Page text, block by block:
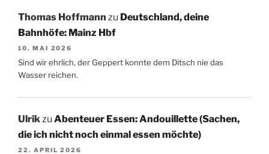
Thomas Hoffmann zu Deutschland, deine
Bahnhöfe: Mainz Hbf
10. MAI 2026
Sind wir ehrlich, der Geppert konnte dem Ditsch nie das
Wasser reichen.
Ulrik zu Abenteuer Essen: Andouillette (Sachen,
die ich nicht noch einmal essen möchte)
22. APRIL 2026